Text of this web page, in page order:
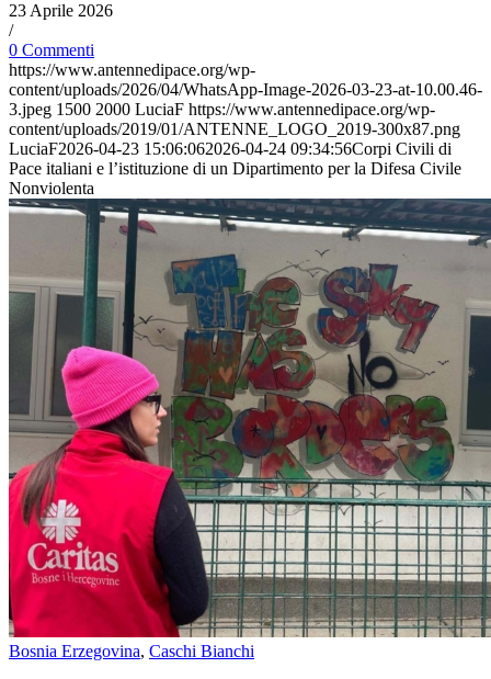
23 Aprile 2026
/
0 Commenti
https://www.antennedipace.org/wp-
content/uploads/2026/04/WhatsApp-Image-2026-03-23-at-10.00.46-
3.jpeg 1500 2000 LuciaF https://www.antennedipace.org/wp-
content/uploads/2019/01/ANTENNE_LOGO_2019-300x87.png
LuciaF2026-04-23 15:06:062026-04-24 09:34:56Corpi Civili di
Pace italiani e l’istituzione di un Dipartimento per la Difesa Civile
Nonviolenta
Bosnia Erzegovina, Caschi Bianchi